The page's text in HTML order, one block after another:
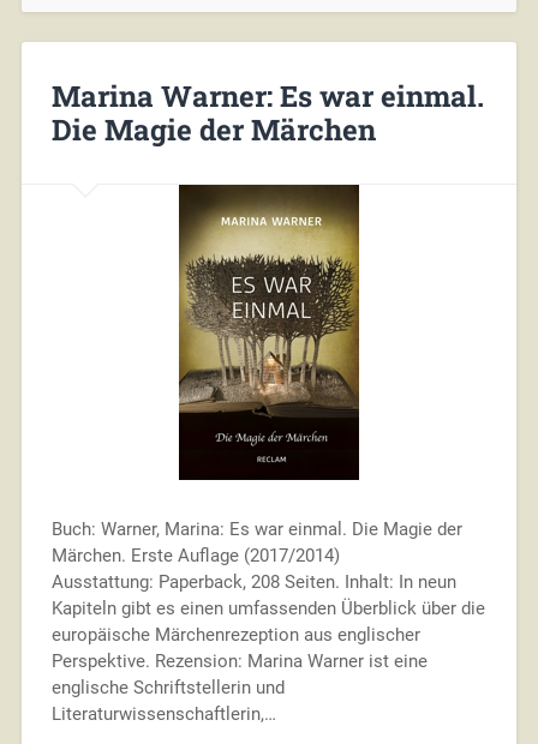
Marina Warner: Es war einmal.
Die Magie der Märchen
Buch: Warner, Marina: Es war einmal. Die Magie der
Märchen. Erste Auflage (2017/2014)
Ausstattung: Paperback, 208 Seiten. Inhalt: In neun
Kapiteln gibt es einen umfassenden Überblick über die
europäische Märchenrezeption aus englischer
Perspektive. Rezension: Marina Warner ist eine
englische Schriftstellerin und
Literaturwissenschaftlerin,…